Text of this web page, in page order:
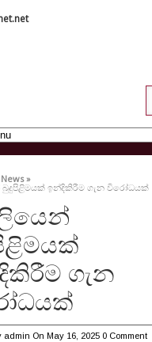
News »
ඉන්දිකිරීම ගැන විරෝධයක්
ගැන
admin On May 16, 2025 0 Comment